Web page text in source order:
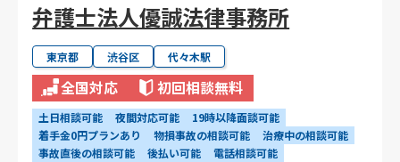
弁護士法人優誠法律事務所
東京都 渋谷区 代々木駅
全国対応 初回相談無料
土日相談可能 夜間対応可能
19時以降面談可能
着手金0円プランあり
物損事故の相談可能
治療中の相談可能
事故直後の相談可能
後払い可能
電話相談可能